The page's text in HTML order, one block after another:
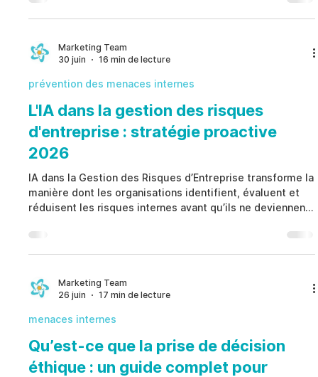
s'appuyer uniquement sur des enquêtes réactives,
gouvernance grâce à la détection précoce, à des
processus structurés, à une supervision éthique et à une
prise de décision hu
Marketing Team
30 juin
16 min de lecture
prévention des menaces internes
L'IA dans la gestion des risques
d'entreprise : stratégie proactive
2026
IA dans la Gestion des Risques d’Entreprise transforme la
manière dont les organisations identifient, évaluent et
réduisent les risques internes avant qu’ils ne deviennent
sur des enquêtes réactives, IA dans la Gestion des
Risques d’Entreprise permet une surveillance continue,
et une conformité proactive afin de renforcer la
résilience organisationnelle et de limiter
Marketing Team
26 juin
17 min de lecture
menaces internes
Qu’est-ce que la prise de décision
éthique : un guide complet pour